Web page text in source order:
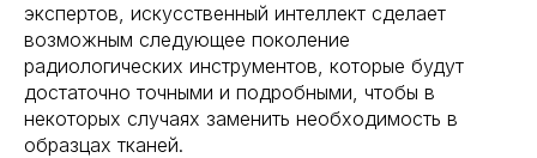
экспертов, искусственный интеллект сделает
возможным следующее поколение
радиологических инструментов, которые будут
достаточно точными и подробными, чтобы в
некоторых случаях заменить необходимость в
образцах тканей.